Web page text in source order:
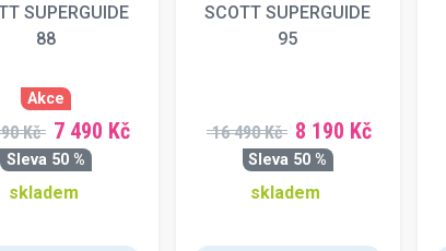
SUPERGUIDE
88
Akce
Kč 7 490 Kč
Sleva 50 %
skladem
SCOTT SUPERGUIDE
95
16 490 Kč 8 190 Kč
Sleva 50 %
skladem